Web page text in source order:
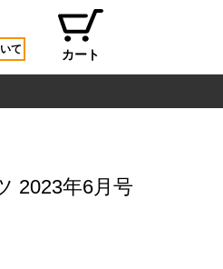
て カート
2023年6月号